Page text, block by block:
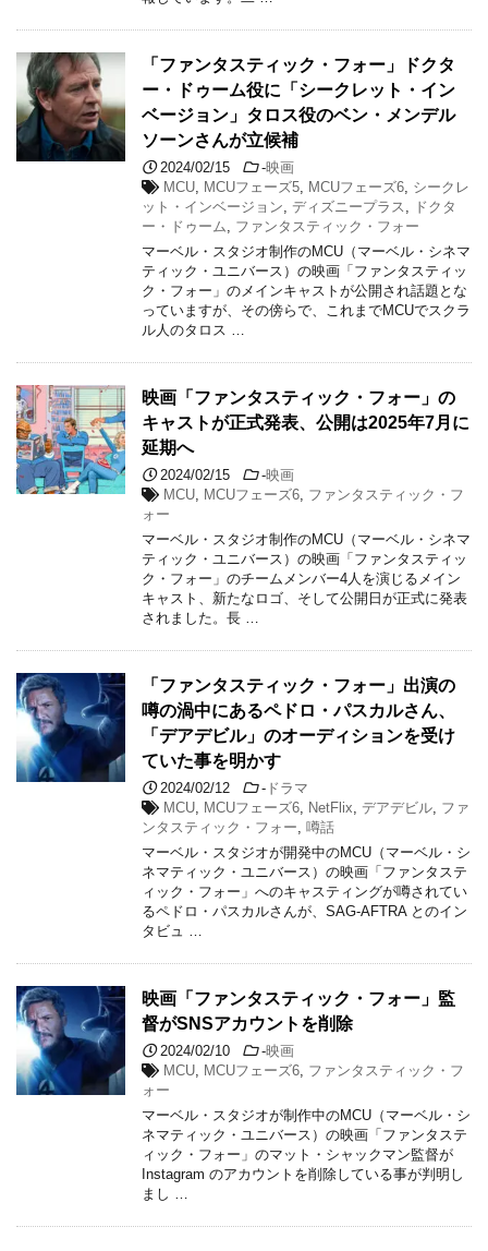
「ファンタスティック・フォー」ドクタ
ー・ドゥーム役に「シークレット・イン
ベージョン」タロス役のベン・メンデル
ソーンさんが立候補
2024/02/15 -映画
MCU
MCUフェーズ5 MCUフェーズ6
シークレ
ット・インベージョン
ディズニープラス
ドクタ
ー・ドゥーム
ファンタスティック・フォー
マーベル・スタジオ制作のMCU（マーベル・シネマ
ティック・ユニバース）の映画「ファンタスティッ
ク・フォー」のメインキャストが公開され話題とな
っていますが、その傍らで、これまでMCUでスクラ
ル人のタロス …
映画「ファンタスティック・フォー」の
キャストが正式発表、公開は2025年7月に
延期へ
2024/02/15 -映画
MCU
MCUフェーズ6
ファンタスティック・フ
ォー
マーベル・スタジオ制作のMCU（マーベル・シネマ
ティック・ユニバース）の映画「ファンタスティッ
ク・フォー」のチームメンバー4人を演じるメイン
キャスト、新たなロゴ、そして公開日が正式に発表
されました。長 …
「ファンタスティック・フォー」出演の
噂の渦中にあるペドロ・パスカルさん、
「デアデビル」のオーディションを受け
ていた事を明かす
2024/02/12 - ドラマ
MCU
MCUフェーズ6 NetFlix ,デアデビル
ファ
ンタスティック・フォー
噂話
マーベル・スタジオが開発中のMCU（マーベル・シ
ネマティック・ユニバース）の映画「ファンタステ
ィック・フォー」へのキャスティングが噂されてい
るペドロ・パスカルさんが、SAG-AFTRA とのイン
タビュ …
映画「ファンタスティック・フォー」監
督がSNSアカウントを削除
2024/02/10 -映画
MCU
MCUフェーズ6
ファンタスティック・フ
ォー
マーベル・スタジオが制作中のMCU（マーベル・シ
ネマティック・ユニバース）の映画「ファンタステ
ィック・フォー」のマット・シャックマン監督が
Instagram のアカウントを削除している事が判明し
まし …